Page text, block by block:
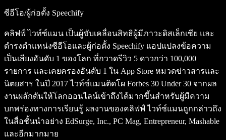
ซีอีโอ/ผู้ก่อตั้ง Speechify
คลิฟฟ์ ไวท์ซ์แมน เป็นผู้ขับเคลื่อนสิทธิผู้มีภาวะดิสเล็กเซีย และ
ดำรงตำแหน่งซีอีโอและผู้ก่อตั้ง Speechify แอปแปลงข้อความ
เป็นเสียงอันดับ 1 ของโลก ที่กวาดรีวิว 5 ดาวกว่า 100,000
รายการ และเคยครองอันดับ 1 ใน App Store หมวดข่าวสารและ
นิตยสาร ในปี 2017 ไวท์ซ์แมนติดโผ Forbes 30 Under 30 จากผล
งานผลักดันให้โลกออนไลน์เข้าถึงได้มากขึ้นสำหรับผู้มีความ
บกพร่องทางการเรียนรู้ ผลงานของคลิฟฟ์ ไวท์ซ์แมนถูกกล่าวถึง
ในสื่อชั้นนำอย่าง EdSurge, Inc., PC Mag, Entrepreneur, Mashable
และอีกมากมาย